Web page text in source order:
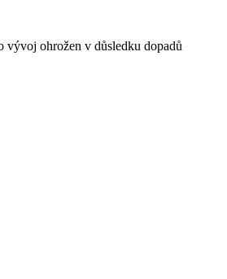
vývoj ohrožen v důsledku dopadů